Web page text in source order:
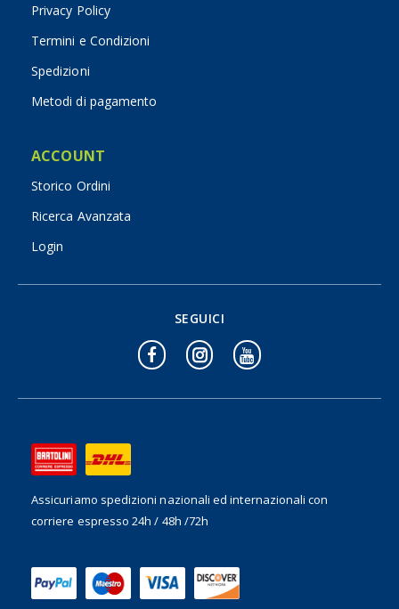
Privacy Policy
Termini e Condizioni
Spedizioni
Metodi di pagamento
ACCOUNT
Storico Ordini
Ricerca Avanzata
Login
Assicuriamo spedizioni nazionali ed internazionalicon
corriere espresso 24h / 48h /72h
SEGUICI